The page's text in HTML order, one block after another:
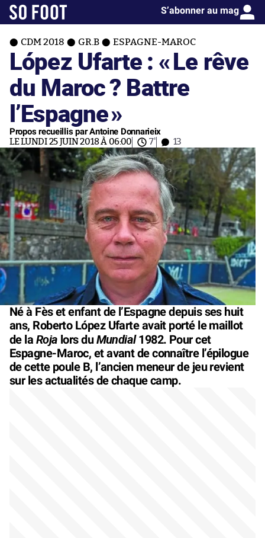
S’abonner au mag
CDM 2018 GR.B ESPAGNE-MAROC
López Ufarte : «Le rêve
du Maroc ? Battre
l’Espagne»
Propos recueillis par Antoine Donnarieix
LE LUNDI 25 JUIN 2018 À 06:00 7' 13
Né à Fès et enfant de l’Espagne depuis ses huit
ans, Roberto López Ufarte avait porté le maillot
de la Roja lors duMundial1982. Pour cet
Espagne-Maroc, et avant de connaître l’épilogue
de cette poule B, l’ancien meneur de jeu revient
sur les actualités de chaque camp.